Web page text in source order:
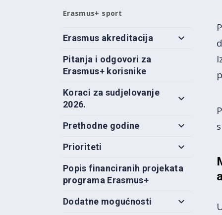
Erasmus+ sport
Erasmus akreditacija
Pitanja i odgovori za
Erasmus+ korisnike
Koraci za sudjelovanje
2026.
Prethodne godine
Prioriteti
Popis financiranih projekata
programa Erasmus+
Dodatne mogućnosti